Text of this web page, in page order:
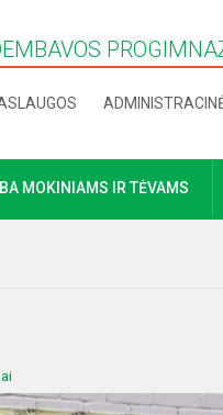
MOKINIAMS IR TĖVAMS